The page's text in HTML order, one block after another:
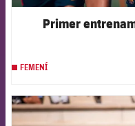
Primer
FEMENÍ